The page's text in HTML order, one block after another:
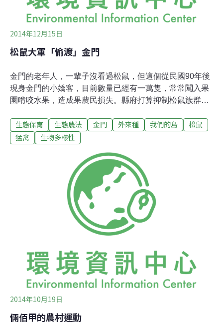
「回不去了！」雖然挲草真很費工，但這一
2014年12月15日
松鼠大軍「偷渡」金門
金門的老年人，一輩子沒看過松鼠，但這個從民國90年後
現身金門的小嬌客，目前數量已經有一萬隻，常常闖入果
園啃咬水果，造成果農民損失。縣府打算抑制松鼠族群的
捕鼠籠抓松鼠...最近金門松鼠橫行，搶食龍眼、木瓜、地
瓜等20多種作物，成為危害農作的動物之一。縣府委託東
人口也不過12萬，也就是說，每12個金門人，就有一隻松
鼠作伴。不過老一輩的金門人回憶，金門過去並沒有松鼠
出現的紀錄，鄉親也很納悶，金門四面環海，松鼠怎麼會
突然出現？到底是從哪裡「移民」過來？走訪主管金門農
林業務的建設處，處長翁自保表示，松鼠有可能是寄生在
台灣貨物船來到金門，或是金門鄉親從台灣帶進來當寵物
後棄養。不過，東海大學野生動物學實驗室助理陳逸文卻
保也透露「金門在民國90年後，才有松鼠
生態保育 生態農法 金門 外來種 我們的島
松鼠
猛禽
生物多樣性
2014年10月19日
倆佰甲的農村運動